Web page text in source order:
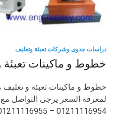
دراسات جدوى وشركات تعبئة وتغليف
خطوط و ماكينات تعبئة
خطوط و ماكينات تعبئة و
لمعرفة السعر يرجى التواصل مع
01211116954 – 01211116955 …